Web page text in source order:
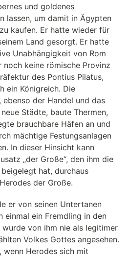
und goldenes
lassen, um damit in Ägypten
kaufen. Er hatte wieder für
Land gesorgt. Er hatte
Unabhängigkeit von Rom
noch keine römische Provinz
des Pontius Pilatus,
ein Königreich. Die
der Handel und das
Städte, baute Thermen,
brauchbare Häfen an und
mächtige Festungsanlagen
In dieser Hinsicht kann
„der Große“, den ihm die
hat, durchaus
der Große.
er von seinen Untertanen
einmal ein Fremdling in den
von ihm nie als legitimer
Volkes Gottes angesehen.
wenn Herodes sich mit